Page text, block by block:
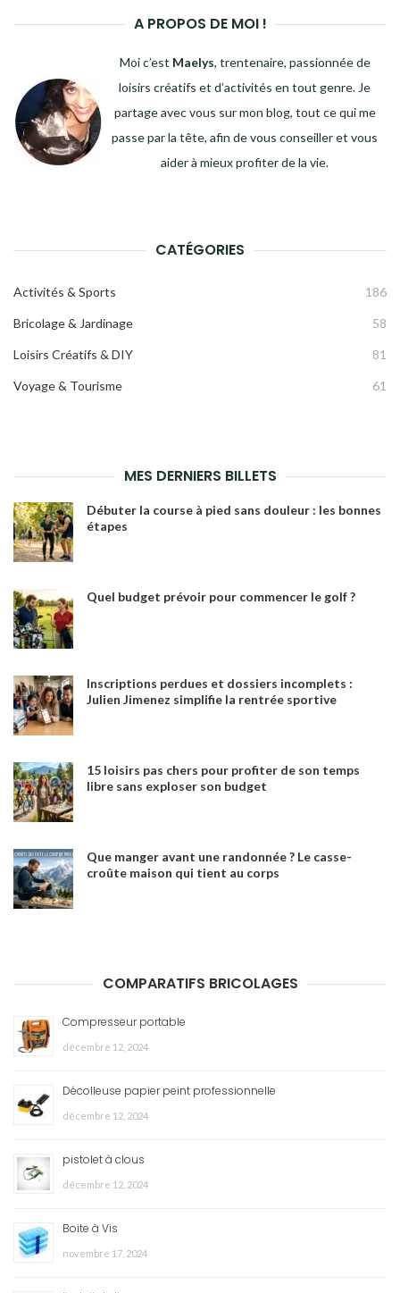
A PROPOS DE MOI !
Moi c’est Maelys, trentenaire, passionnée de
loisirs créatifs et d’activités en tout genre. Je
partage avec vous sur mon blog, tout ce qui me
passe par la tête, afin de vous conseiller et vous
aider à mieux profiter de la vie.
CATÉGORIES
Activités & Sports 186
Bricolage & Jardinage 58
Loisirs Créatifs & DIY 81
Voyage & Tourisme 61
MES DERNIERS BILLETS
Débuter la course à pied sans douleur : les bonnes
étapes
Quel budget prévoir pour commencer le golf ?
Inscriptions perdues et dossiers incomplets :
Julien Jimenez simplifie la rentrée sportive
15 loisirs pas chers pour profiter de son temps
libre sans exploser son budget
Que manger avant une randonnée ? Le casse-
croûte maison qui tient au corps
COMPARATIFS BRICOLAGES
Compresseur portable
décembre 12, 2024
Décolleuse papier peint professionnelle
décembre 12, 2024
pistolet à clous
décembre 12, 2024
Boite à Vis
novembre 17, 2024